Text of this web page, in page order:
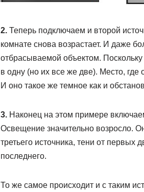
2.Теперь подключаем и второй
комнате снова возрастает. И даже
отбрасываемой объектом. Поскольку
в одну (но их все же две). Место, где
И оно такое же темное как и
3.Наконец на этом примере
Освещение значительно возросло.
третьего источника, тени от первых
последнего.
То же самое происходит и с таким